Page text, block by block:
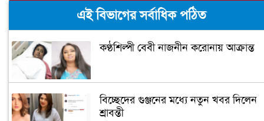
এই বিভাগের সর্বাধিক পঠিত
কণ্ঠশিল্পী বেবী নাজনীন করোনায় আক্রান্ত
বিচ্ছেদের গুঞ্জনের মধ্যে নতুন খবর দিলেন
শ্রাবন্তী